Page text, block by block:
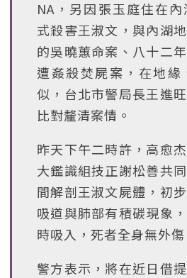
NA，另因張玉庭住在
式殺害王淑文，與內湖
的吳曉蕙命案、八十二
遭姦殺焚屍案，在地緣
似，台北市警局長王進
比對釐清案情。
昨天下午二時許，高愈
大鑑識組技正謝松善共
間解剖王淑文屍體，初
吸道與肺部有積碳現象
時吸入，死者全身無外傷
警方表示，將在近日借